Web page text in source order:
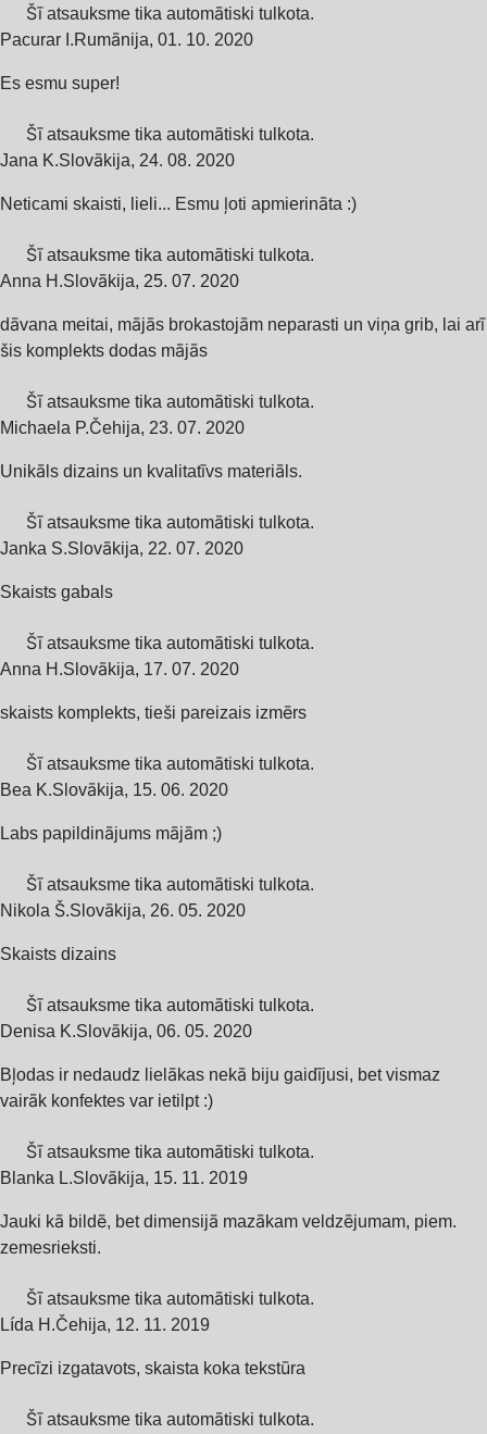
Šī atsauksme tika automātiski tulkota.
Pacurar I.Rumānija, 01. 10. 2020
Es esmu super!
Šī atsauksme tika automātiski tulkota.
Jana K.Slovākija, 24. 08. 2020
Neticami skaisti, lieli... Esmu ļoti apmierināta :)
Šī atsauksme tika automātiski tulkota.
Anna H.Slovākija, 25. 07. 2020
dāvana meitai, mājās brokastojām neparasti un viņa grib, lai arī
šis komplekts dodas mājās
Šī atsauksme tika automātiski tulkota.
Michaela P.Čehija, 23. 07. 2020
Unikāls dizains un kvalitatīvs materiāls.
Šī atsauksme tika automātiski tulkota.
Janka S.Slovākija, 22. 07. 2020
Skaists gabals
Šī atsauksme tika automātiski tulkota.
Anna H.Slovākija, 17. 07. 2020
skaists komplekts, tieši pareizais izmērs
Šī atsauksme tika automātiski tulkota.
Bea K.Slovākija, 15. 06. 2020
Labs papildinājums mājām ;)
Šī atsauksme tika automātiski tulkota.
Nikola Š.Slovākija, 26. 05. 2020
Skaists dizains
Šī atsauksme tika automātiski tulkota.
Denisa K.Slovākija, 06. 05. 2020
Bļodas ir nedaudz lielākas nekā biju gaidījusi, bet vismaz
vairāk konfektes var ietilpt :)
Šī atsauksme tika automātiski tulkota.
Blanka L.Slovākija, 15. 11. 2019
Jauki kā bildē, bet dimensijā mazākam veldzējumam, piem.
zemesrieksti.
Šī atsauksme tika automātiski tulkota.
Lída H.Čehija, 12. 11. 2019
Precīzi izgatavots, skaista koka tekstūra
Šī atsauksme tika automātiski tulkota.